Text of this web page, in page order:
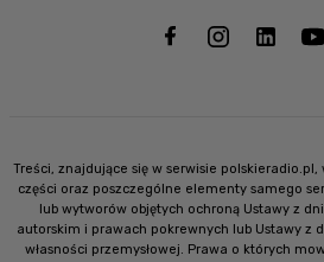
Treści, znajdujące się w serwisie
części oraz poszczególne elementy samego
lub wytworów objętych ochroną Ustawy z
autorskim i prawach pokrewnych lub Ustawy z
własności przemysłowej. Prawa o których